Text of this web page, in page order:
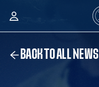
BACK TO ALL NEWS